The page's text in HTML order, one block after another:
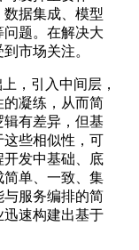
据集成、模型
题。在解决大
市场关注。
，引入中间层，
凝练，从而简
有差异，但基
些相似性，可
开发中基础、底
简单、一致、集
与服务编排的简
速构建出基于